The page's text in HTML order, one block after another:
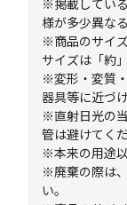
※掲載してい
様が多少異な
※商品のサイ
サイズは「約
※変形・変質
器具等に近づ
※直射日光の
管は避けてくだ
※本来の用途
※廃棄の際は
い。